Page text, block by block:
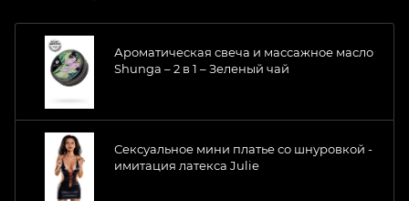
Ароматическая свеча и массажное масло
Shunga – 2 в 1 – Зеленый чай
Сексуальное мини платье со шнуровкой -
имитация латекса Julie